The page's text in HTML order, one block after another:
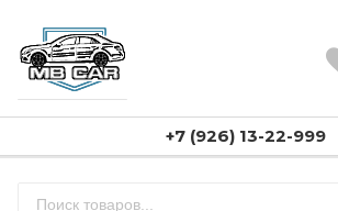
+7 (926) 13-22-999